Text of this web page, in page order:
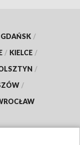
GDAŃSK /
/ KIELCE /
/
/